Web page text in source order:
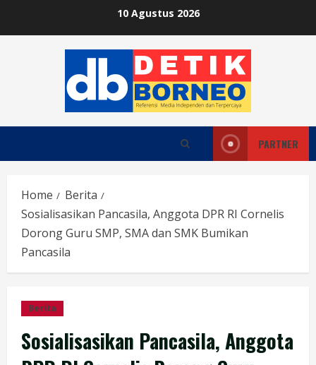
10 Agustus 2026
PARTNER
Home
Berita
Sosialisasikan Pancasila, Anggota DPR RI Cornelis
Dorong Guru SMP, SMA dan SMK Bumikan
Pancasila
Berita
Sosialisasikan Pancasila, Anggota